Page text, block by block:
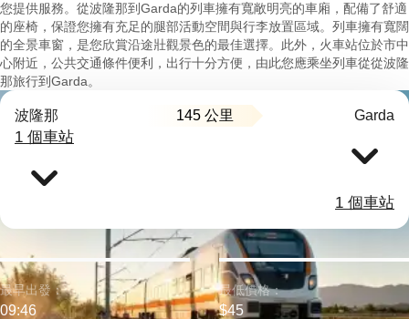
您提供服務。從波隆那到Garda的列車擁有寬敞明亮的車廂，配備了舒適
的座椅，保證您擁有充足的腿部活動空間與行李放置區域。列車擁有寬闊
的全景車窗，是您欣賞沿途壯觀景色的最佳選擇。此外，火車站位於市中
心附近，公共交通條件便利，出行十分方便，由此您應乘坐列車從從波隆
那旅行到Garda。
波隆那 145 公里 Garda
1 個車站
1 個車站
最早出發：
09:46
最低價格：
$45